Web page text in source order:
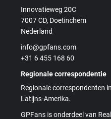
Innovatieweg 20C
7007 CD, Doetinchem
Nederland
info@gpfans.com
+31 6 455 168 60
Regionale correspondentie
Regionale correspondenten
Latijns-Amerika.
GPFans is onderdeel van